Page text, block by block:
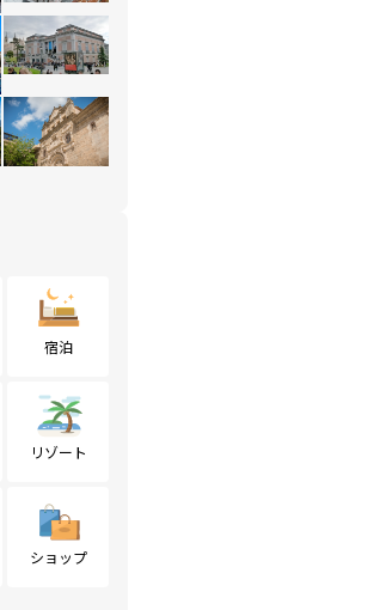
宿泊
リゾート
ショップ